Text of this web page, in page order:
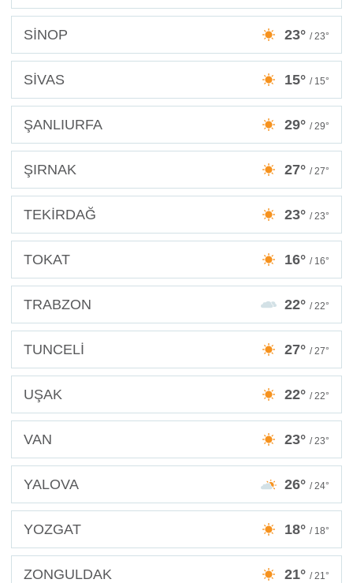
SİNOP 23° / 23°
SİVAS 15° / 15°
ŞANLIURFA 29° / 29°
ŞIRNAK 27° / 27°
TEKİRDAĞ 23° / 23°
TOKAT 16° / 16°
TRABZON 22° / 22°
TUNCELİ 27° / 27°
UŞAK 22° / 22°
VAN 23° / 23°
YALOVA 26° / 24°
YOZGAT 18° / 18°
ZONGULDAK 21° / 21°